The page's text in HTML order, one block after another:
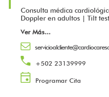
Consulta médica
Doppler en adultos | Tilt
Ver Más...
+502 23139999
Programar Cita